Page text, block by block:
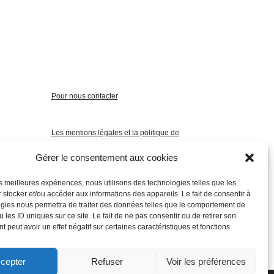
Gérer le consentement aux cookies
meilleures expériences, nous utilisons des technologies telles que les
stocker et/ou accéder aux informations des appareils. Le fait de consentir à
nous permettra de traiter des données telles que le comportement de
les ID uniques sur ce site. Le fait de ne pas consentir ou de retirer son
peut avoir un effet négatif sur certaines caractéristiques et fonctions.
Refuser Voir les préférences
Pour nous contacter
Les mentions légales et la politique de